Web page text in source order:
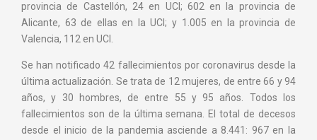
provincia de Castellón, 24 en UCI; 602 en la provincia de
Alicante, 63 de ellas en la UCI; y 1.005 en la provincia de
Valencia, 112 en UCI.
Se han notificado 42 fallecimientos por coronavirus desde la
última actualización. Se trata de 12 mujeres, de entre 66 y 94
años, y 30 hombres, de entre 55 y 95 años. Todos los
fallecimientos son de la última semana. El total de decesos
desde el inicio de la pandemia asciende a 8.441: 967 en la